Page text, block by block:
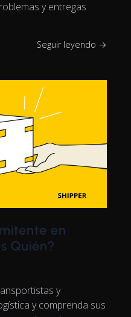
y entregas
Seguir leyendo →
en
Quién?
y
y comprenda sus